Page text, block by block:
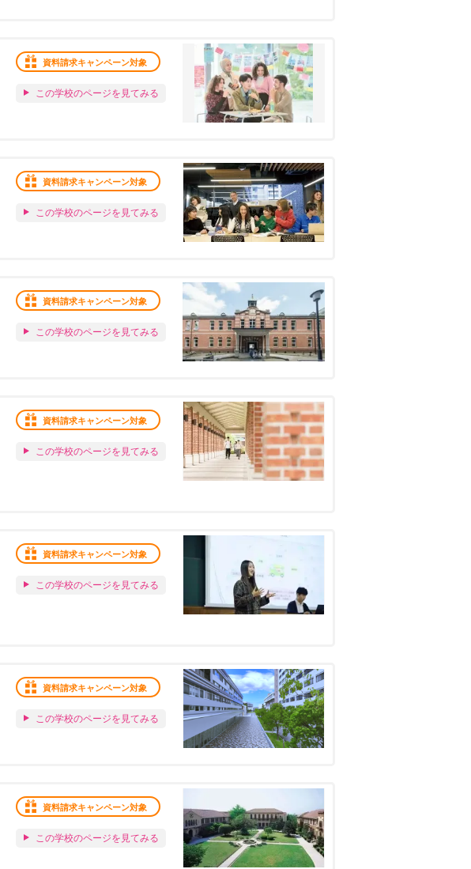
資料請求キャンペーン対象
この学校のページを見てみる
資料請求キャンペーン対象
この学校のページを見てみる
資料請求キャンペーン対象
この学校のページを見てみる
資料請求キャンペーン対象
この学校のページを見てみる
資料請求キャンペーン対象
この学校のページを見てみる
資料請求キャンペーン対象
この学校のページを見てみる
資料請求キャンペーン対象
この学校のページを見てみる